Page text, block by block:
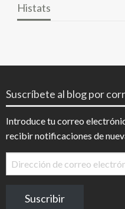
Histats
Suscríbete al blog por
Introduce tu correo
recibir notificaciones de
Dirección
de
electrónico
Suscribir